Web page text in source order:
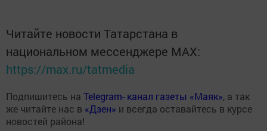
Читайте новости Татарстана в
национальном мессенджере MАХ:
https://max.ru/tatmedia
Подпишитесь на Telegram- канал газеты «Маяк», а так
же читайте нас в «Дзен» и всегда оставайтесь в курсе
новостей района!